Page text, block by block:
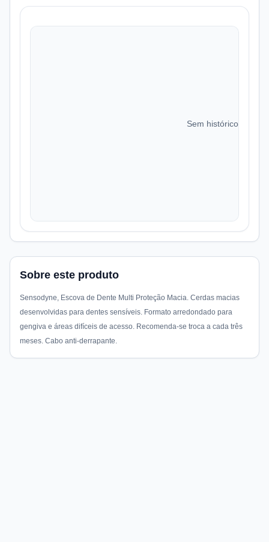
Sem histórico de
Sobre este produto
Sensodyne, Escova de Dente Multi Proteção Macia. Cerdas macias
desenvolvidas para dentes sensíveis. Formato arredondado para
gengiva e áreas difíceis de acesso. Recomenda-se troca a cada três
meses. Cabo anti-derrapante.